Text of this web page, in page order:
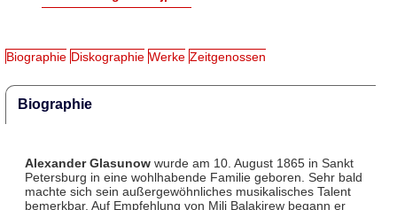
Biographie Diskographie Werke Zeitgenossen
Biographie
Alexander Glasunowwurde am 10. August 1865 in Sankt
Petersburg in eine wohlhabende Familie geboren. Sehr bald
machte sich sein außergewöhnliches musikalisches Talent
bemerkbar. Auf Empfehlung von Mili Balakirew begann er